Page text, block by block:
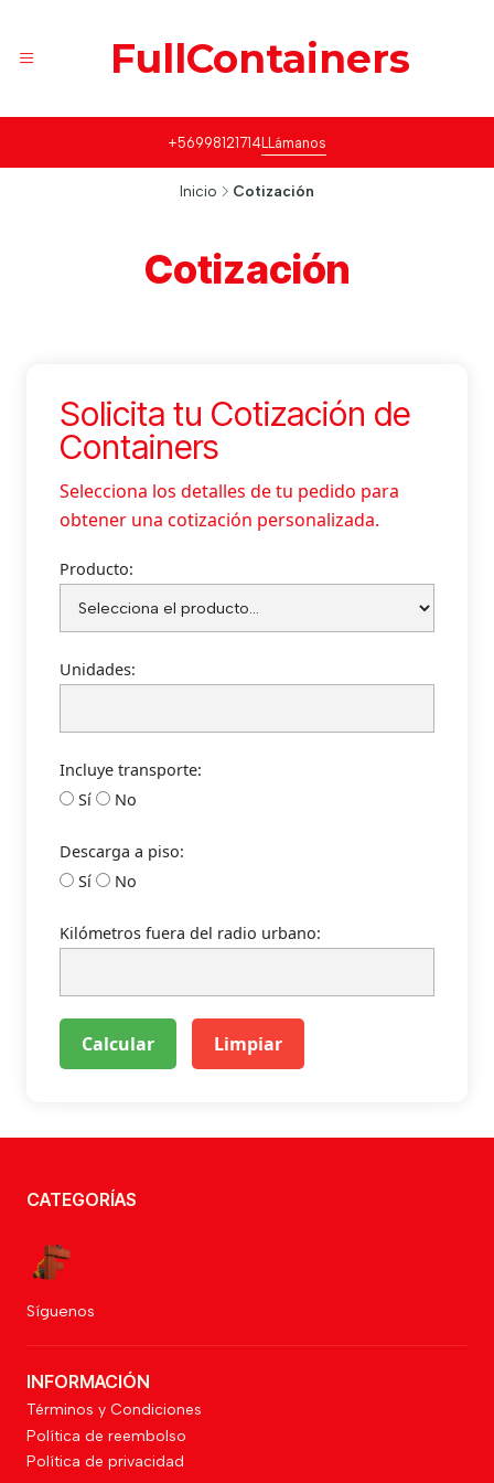
FullContainers
+56998121714LLámanos
Inicio Cotización
Cotización
Solicita tu Cotización de
Containers
Selecciona los detalles de tu pedido para
obtener una cotización personalizada.
Producto:
Unidades:
Incluye transporte:
Sí
No
Descarga a piso:
Sí
No
Kilómetros fuera del radio urbano:
Calcular Limpiar
CATEGORÍAS
Síguenos
INFORMACIÓN
Términos y Condiciones
Política de reembolso
Política de privacidad